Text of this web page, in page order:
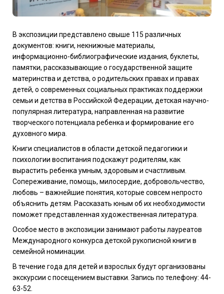
В экспозиции представлено свыше 115 различных
документов: книги, некнижные материалы,
информационно-библиографические издания, буклеты,
памятки, рассказывающие о государственной защите
материнства и детства, о родительских правах и правах
детей, о современных социальных практиках поддержки
семьи и детства в Российской Федерации, детская научно-
популярная литература, направленная на развитие
творческого потенциала ребенка и формирование его
духовного мира.
Книги специалистов в области детской педагогики и
психологии воспитания подскажут родителям, как
вырастить ребенка умным, здоровым и счастливым.
Сопереживание, помощь, милосердие, добровольчество,
любовь – важнейшие понятия, которые совсем непросто
объяснить детям. Рассказать юным об их необходимости
поможет представленная художественная литература.
Особое место в экспозиции занимают работы лауреатов
Международного конкурса детской рукописной книги в
семейной номинации.
В течение года для детей и взрослых будут организованы
экскурсии с посещением выставки. Запись по телефону: 44-
63-52.